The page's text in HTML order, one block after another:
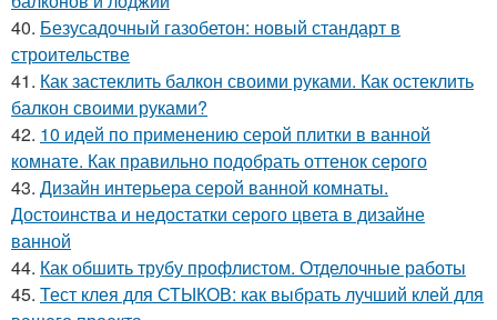
40. Безусадочный газобетон: новый стандарт в
строительстве
41. Как застеклить балкон своими руками. Как остеклить
балкон своими руками?
42. 10 идей по применению серой плитки в ванной
комнате. Как правильно подобрать оттенок серого
43. Дизайн интерьера серой ванной комнаты.
Достоинства и недостатки серого цвета в дизайне
ванной
44. Как обшить трубу профлистом. Отделочные работы
45. Тест клея для СТЫКОВ: как выбрать лучший клей для